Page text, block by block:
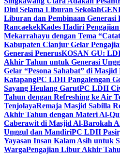
Dini Selama Liburan Sekolah
Liburan dan Pembinaan Generasi
RancaekekKades Hadiri
Mekarrahayu dengan Tema
Kabupaten Cianjur Gelar
Generasi PenerusKOSAN GU:
Akhir Tahun untuk Generasi
Gelar “Pesona Sahabat” di
KatapangPC LDII Pangalengan
Sayang Heulang GarutPC LDII
Tahun dengan Refreshing ke Air
TenjolayaRemaja Masjid Sabilla
Akhir Tahun dengan Materi Al-
Caberawit di Masjid Al-Barokah
Unggul dan MandiriPC LDII
Yayasan Insan Kalam Asih untuk
WargaPengajian Libur Akhir